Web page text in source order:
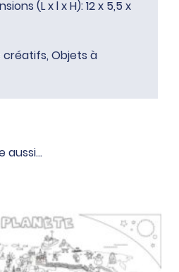
(L x l x H): 12 x 5,5 x
créatifs, Objets à
aussi…